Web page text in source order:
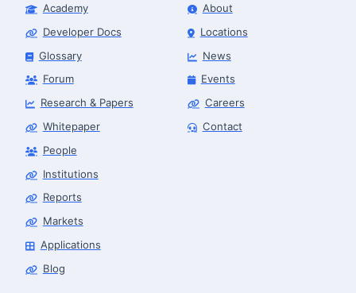
Academy
Developer Docs
Glossary
Forum
Research & Papers
Whitepaper
People
Institutions
Reports
Markets
Applications
Blog
About
Locations
News
Events
Careers
Contact
Robotics Advisor